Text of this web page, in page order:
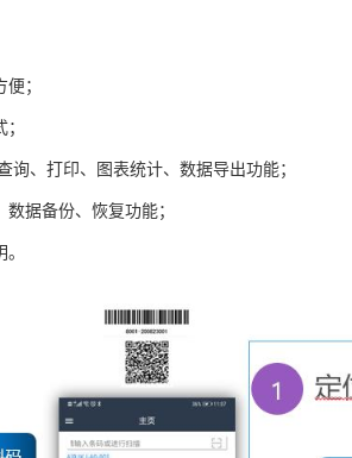
；
询、打印、图表统计、数据导出功能；
据备份、恢复功能；